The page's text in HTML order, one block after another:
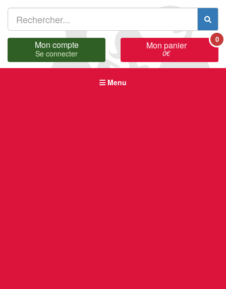
Mon compte
Se connecter
Mon panier
0€
0
Menu